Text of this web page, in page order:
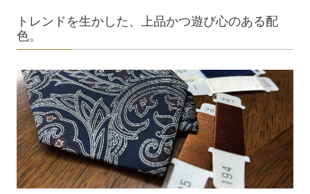
トレンドを生かした、上品かつ遊び心のある配
色。